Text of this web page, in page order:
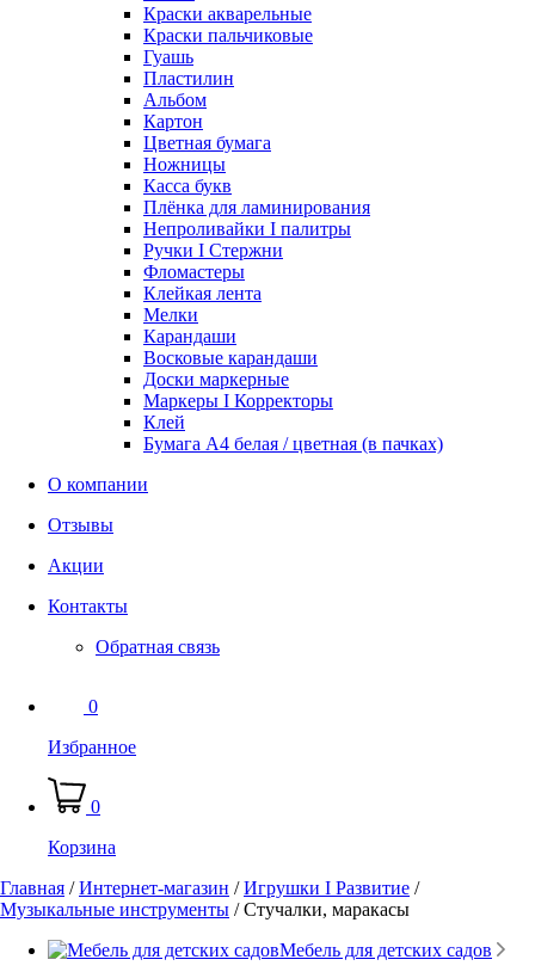
Краски акварельные
Краски пальчиковые
Гуашь
Пластилин
Альбом
Картон
Цветная бумага
Ножницы
Касса букв
Плёнка для ламинирования
Непроливайки I палитры
Ручки I Стержни
Фломастеры
Клейкая лента
Мелки
Карандаши
Восковые карандаши
Доски маркерные
Маркеры I Корректоры
Клей
Бумага А4 белая / цветная (в пачках)
О компании
Отзывы
Акции
Контакты
Обратная связь
0
Избранное
0
Корзина
Главная /Интернет-магазин /Игрушки I Развитие /
Музыкальные инструменты /Стучалки, маракасы
Мебель для детских садов